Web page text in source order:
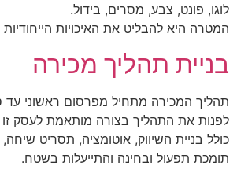
לוגו, פונט, צבע, מסרים, בידול.
המטרה היא להבליט את האיכויות
בניית תהליך מכירה
תהליך המכירה מתחיל מפרסום ראשוני עד
לפנות את התהליך בצורה מותאמת לעסק זו
תומכת תפעול ובחינה והתייעלות בשטח.